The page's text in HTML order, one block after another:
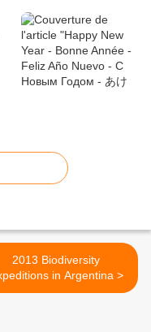
2013 Biodiversity
Expeditions in Argentina >